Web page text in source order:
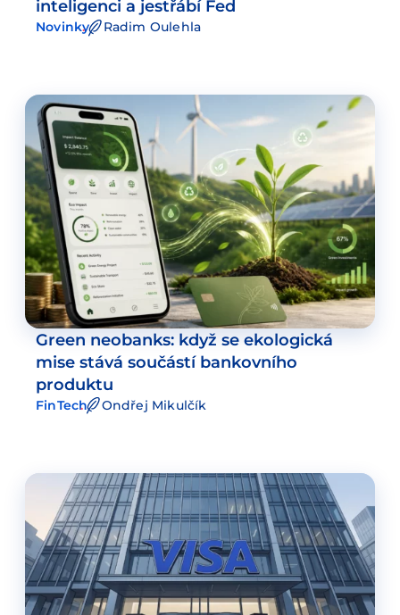
inteligenci a jestřábí Fed
Novinky Radim Oulehla
Green neobanks: když se ekologická
mise stává součástí bankovního
produktu
FinTech Ondřej Mikulčík